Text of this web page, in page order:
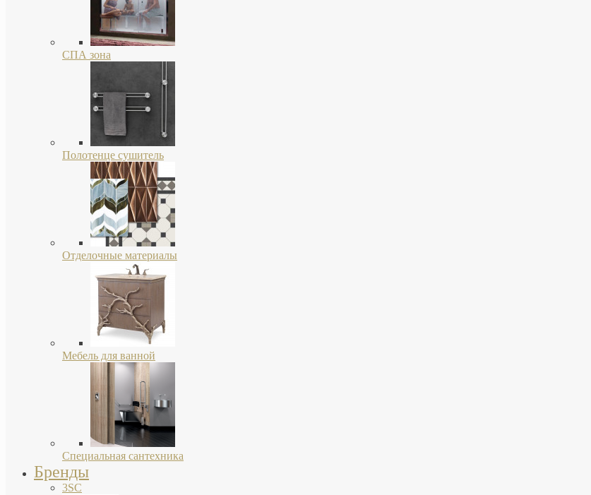
СПА зона
Полотенце сушитель
Отделочные материалы
Мебель для ванной
Специальная сантехника
Бренды
3SC